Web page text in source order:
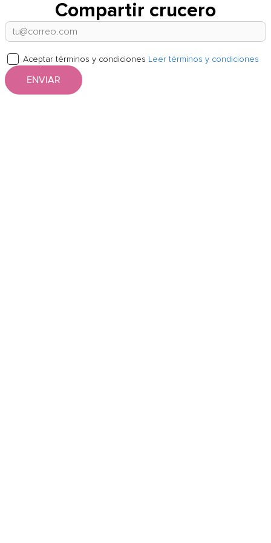
Compartir crucero
Aceptar términos y condiciones Leer términos y condiciones
ENVIAR